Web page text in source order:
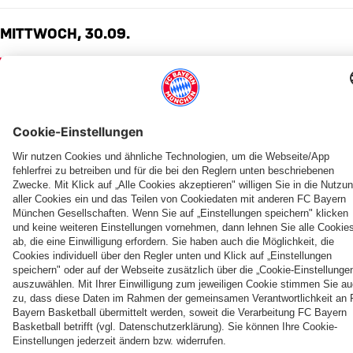
MITTWOCH, 30.09.
PARTNER
fcbayern.com Basketball Allianz Arena Media Center Jobs
FC Bayern Tours